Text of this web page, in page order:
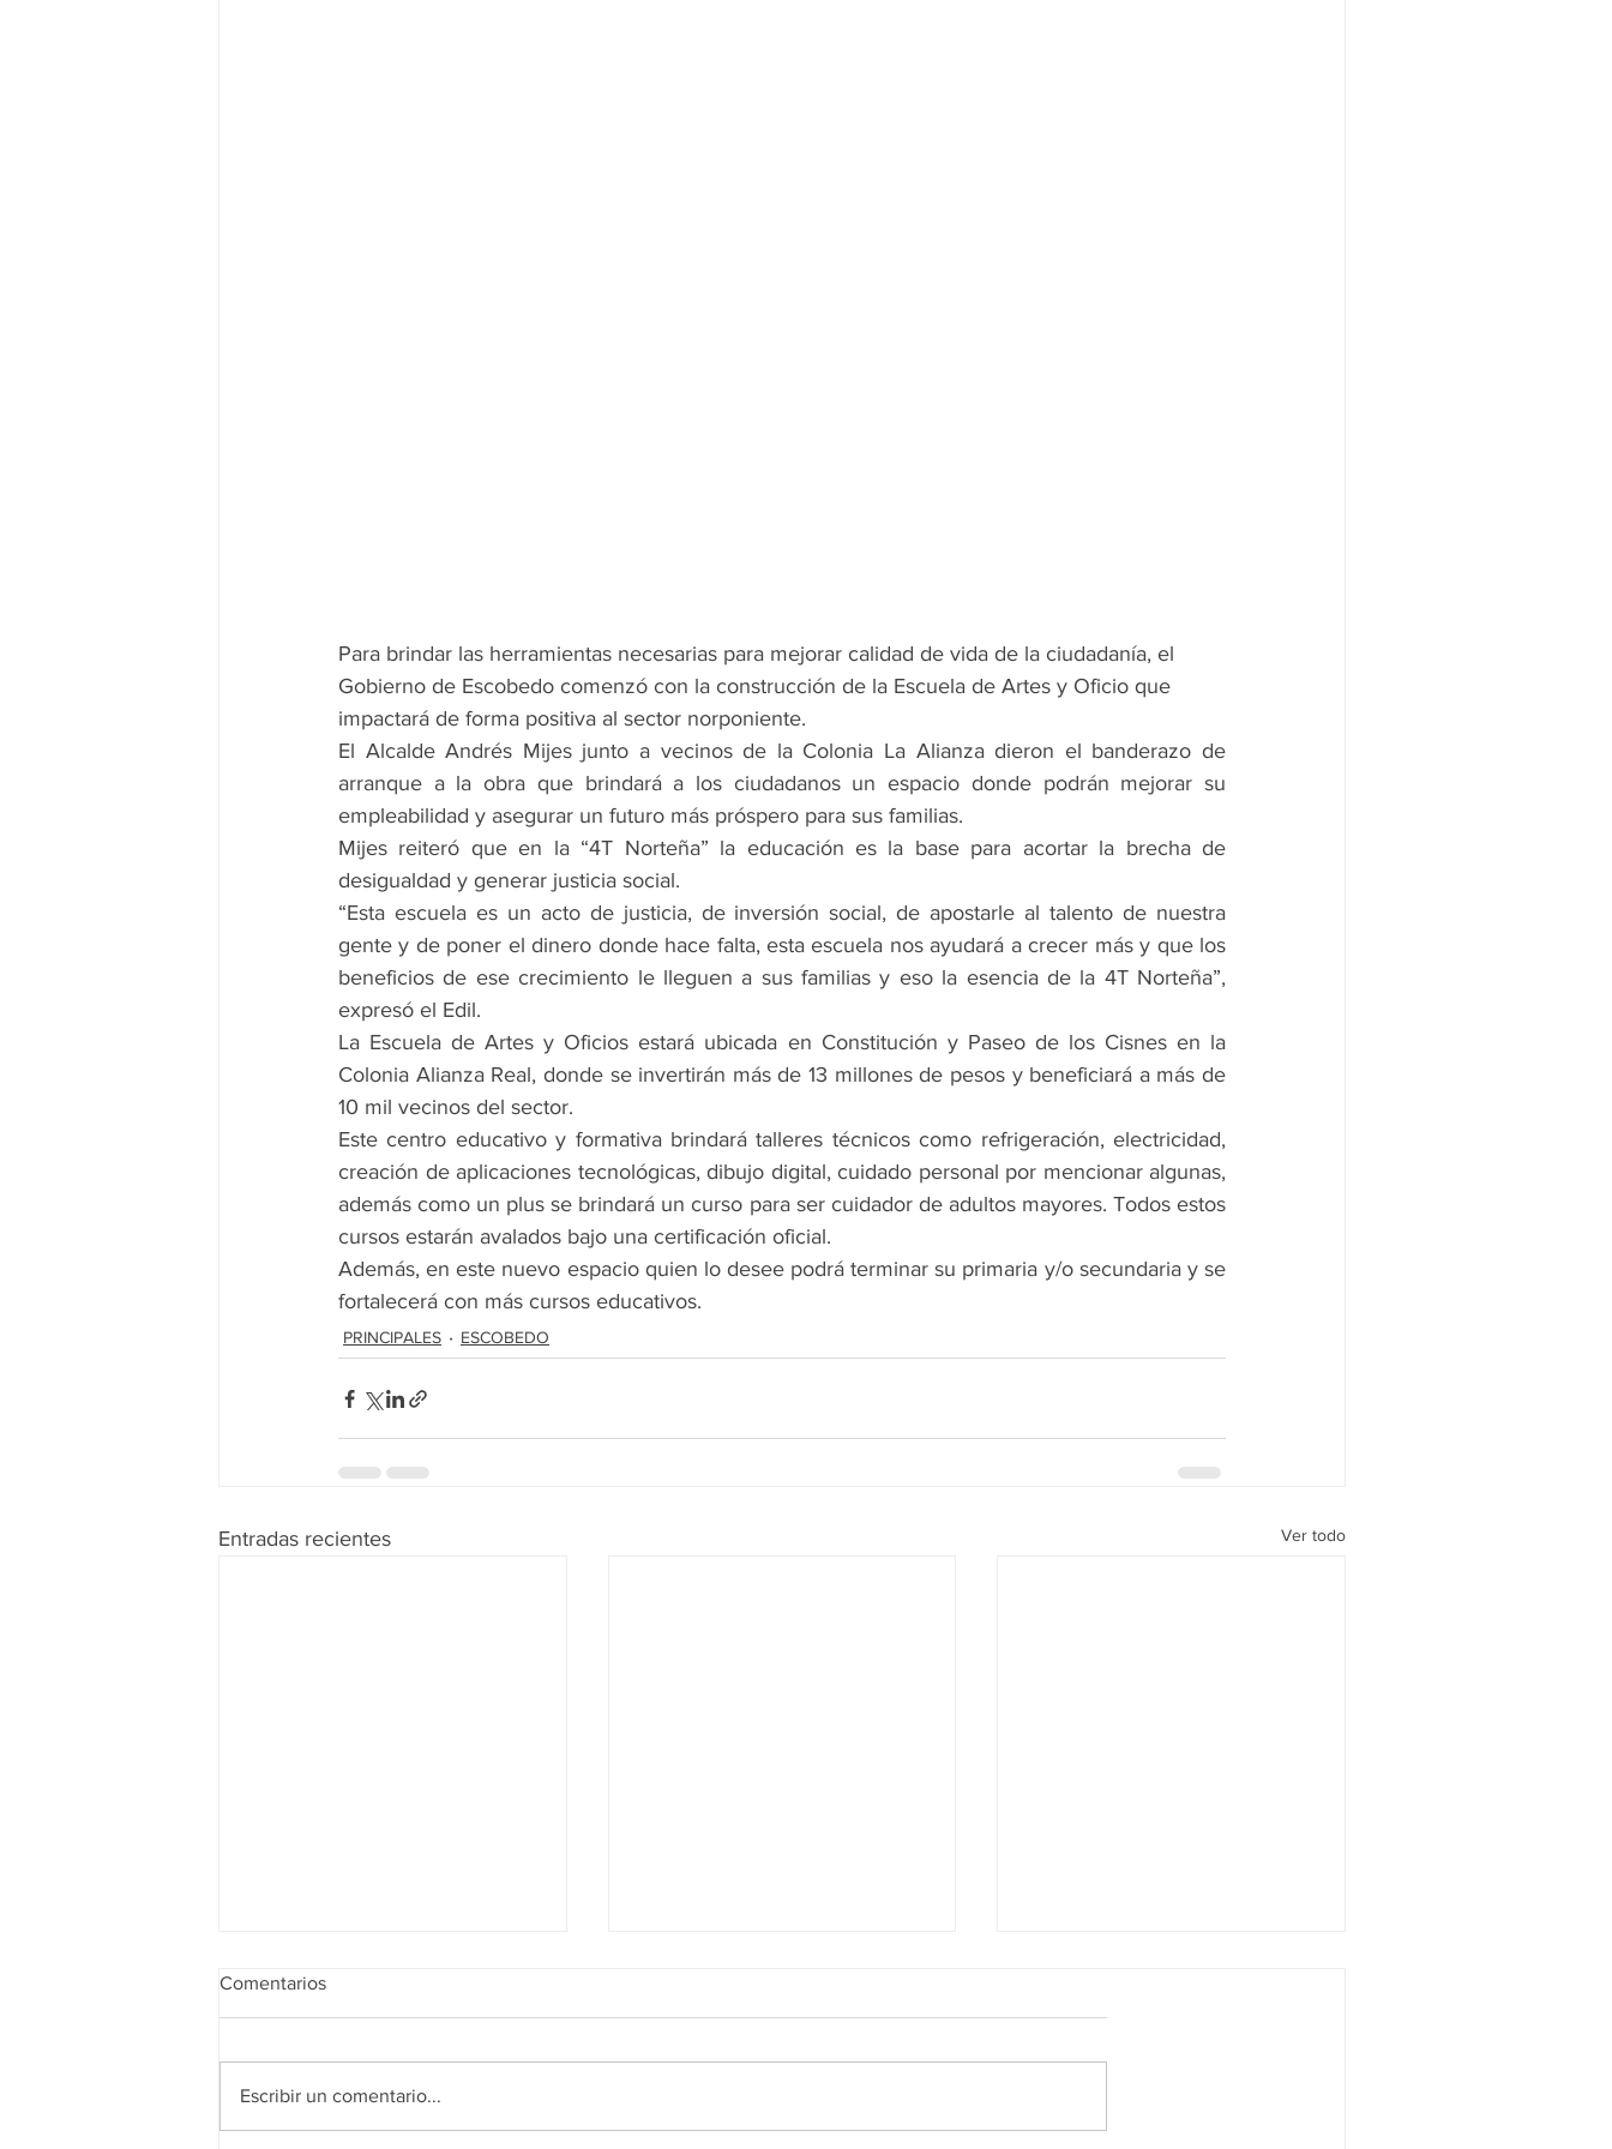
Para brindar las herramientas necesarias para mejorar calidad de vida de la ciudadanía, el
Gobierno de Escobedo comenzó con la construcción de la Escuela de Artes y Oficio que
impactará de forma positiva al sector norponiente.
El Alcalde Andrés Mijes junto a vecinos de la Colonia La Alianza dieron el banderazo de
arranque a la obra que brindará a los ciudadanos un espacio donde podrán mejorar su
empleabilidad y asegurar un futuro más próspero para sus familias.
Mijes reiteró que en la “4T Norteña” la educación es la base para acortar la brecha de
desigualdad y generar justicia social.
“Esta escuela es un acto de justicia, de inversión social, de apostarle al talento de nuestra
gente y de poner el dinero donde hace falta, esta escuela nos ayudará a crecer más y que los
beneficios de ese crecimiento le lleguen a sus familias y eso la esencia de la 4T Norteña”,
expresó el Edil.
La Escuela de Artes y Oficios estará ubicada en Constitución y Paseo de los Cisnes en la
Colonia Alianza Real, donde se invertirán más de 13 millones de pesos y beneficiará a más de
10 mil vecinos del sector.
Este centro educativo y formativa brindará talleres técnicos como refrigeración, electricidad,
creación de aplicaciones tecnológicas, dibujo digital, cuidado personal por mencionar algunas,
además como un plus se brindará un curso para ser cuidador de adultos mayores. Todos estos
cursos estarán avalados bajo una certificación oficial.
Además, en este nuevo espacio quien lo desee podrá terminar su primaria y/o secundaria y se
fortalecerá con más cursos educativos.
PRINCIPALES ESCOBEDO
Entradas recientes Ver todo
Realidad de octubre
Comentarios
Escribir un comentario...